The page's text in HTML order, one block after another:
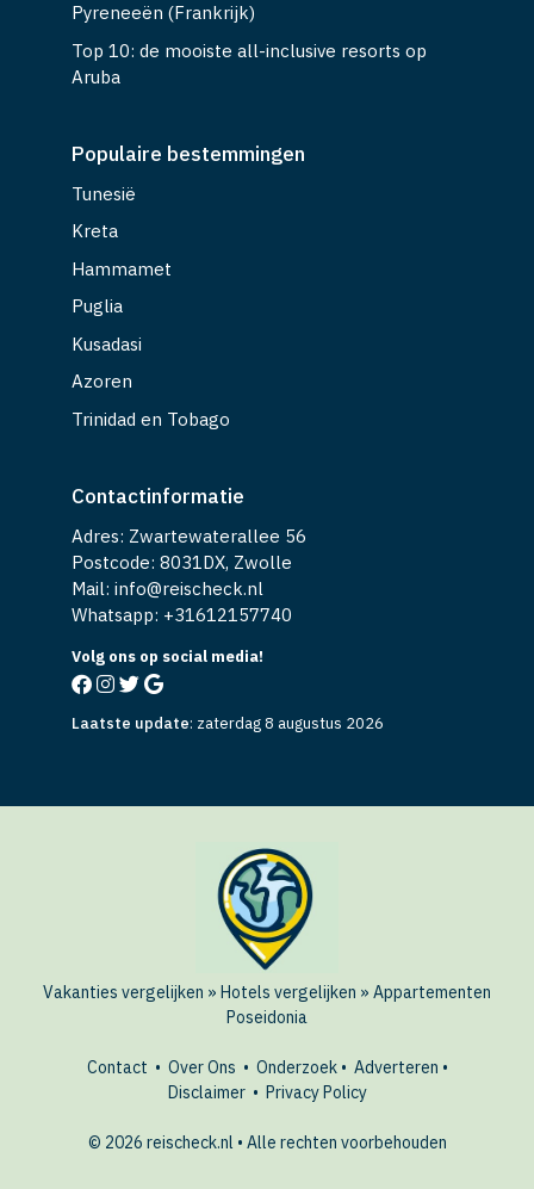
Pyreneeën (Frankrijk)
Top 10: de mooiste all-inclusive resorts op
Aruba
Populaire bestemmingen
Tunesië
Kreta
Hammamet
Puglia
Kusadasi
Azoren
Trinidad en Tobago
Contactinformatie
Adres: Zwartewaterallee 56
Postcode: 8031DX, Zwolle
Mail: info@reischeck.nl
Whatsapp: +31612157740
Volg ons op social media!
Laatste update: zaterdag 8 augustus 2026
Vakanties vergelijken » Hotels vergelijken » Appartementen
Poseidonia
Contact • Over Ons • Onderzoek• Adverteren •
Disclaimer• Privacy Policy
© 2026 reischeck.nl • Alle rechten voorbehouden